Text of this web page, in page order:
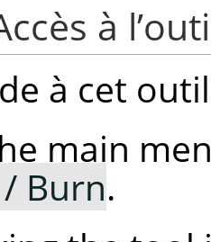
à
à cet
main
Burn.